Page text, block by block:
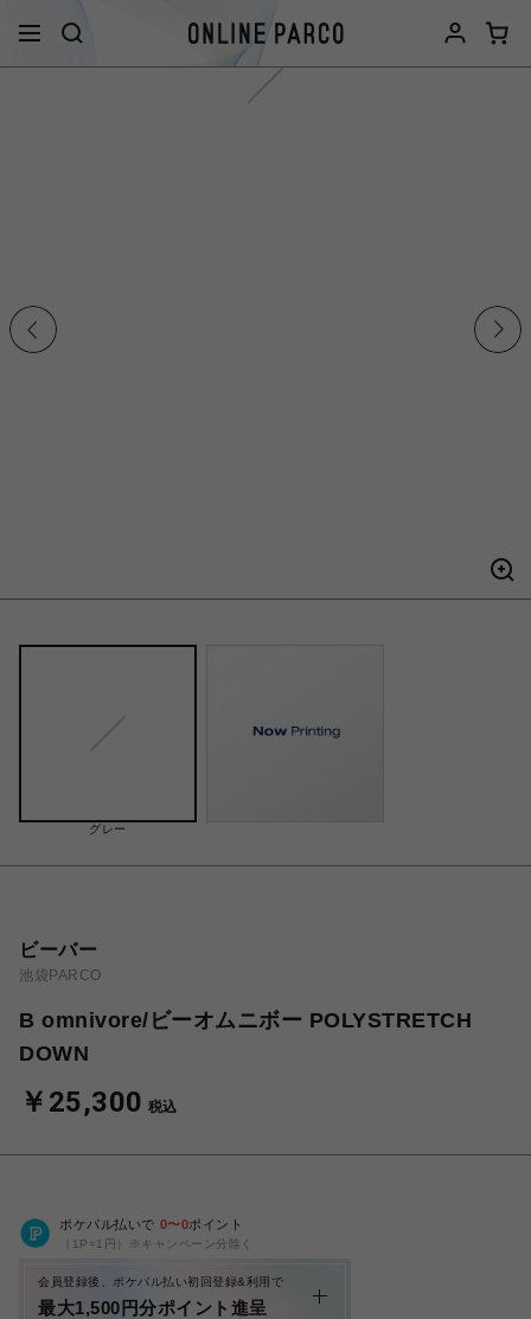
グレー
ビーバー
池袋PARCO
B omnivore/ビーオムニボー POLYSTRETCH
DOWN
￥25,300 税込
ポケパル払いで 0〜0ポイント
（1P=1円）※キャンペーン分除く
会員登録後、ポケパル払い初回登録&利用で
最大1,500円分ポイント進呈